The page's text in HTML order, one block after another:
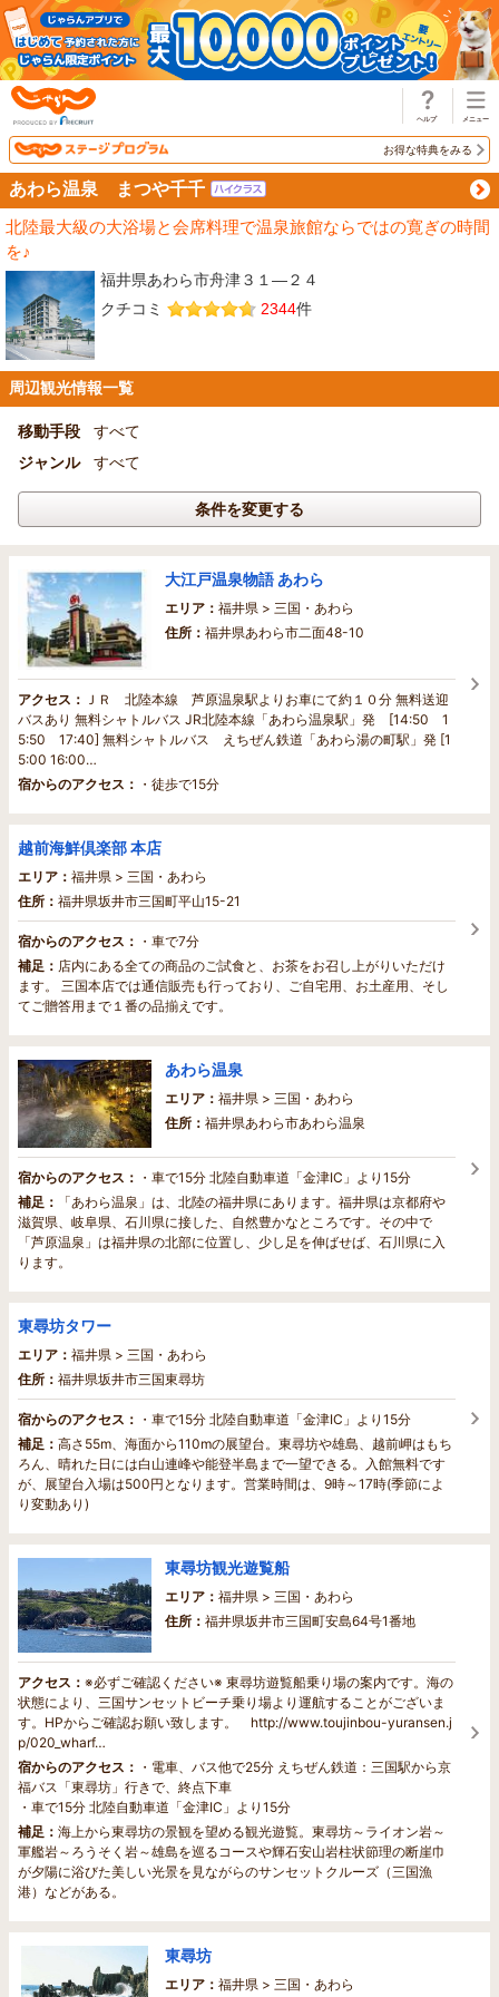
お得な特典をみる
あわら温泉 まつや千千
北陸最大級の大浴場と会席料理で温泉旅館ならではの寛ぎの時間
を♪
福井県あわら市舟津３１―２４
クチコミ
2344件
周辺観光情報一覧
移動手段
すべて
ジャンル
すべて
条件を変更する
大江戸温泉物語 あわら
エリア： 福井県 > 三国・あわら
住所： 福井県あわら市二面48-10
アクセス：
ＪＲ 北陸本線 芦原温泉駅よりお車にて約１０分 無料送迎
バスあり 無料シャトルバス JR北陸本線「あわら温泉駅」発 [14:50 1
5:50 17:40] 無料シャトルバス えちぜん鉄道「あわら湯の町駅」発 [1
5:00 16:00…
宿からのアクセス： ・徒歩で15分
越前海鮮倶楽部 本店
エリア： 福井県 > 三国・あわら
住所： 福井県坂井市三国町平山15-21
宿からのアクセス： ・車で7分
補足： 店内にある全ての商品のご試食と、お茶をお召し上がりいただけ
ます。 三国本店では通信販売も行っており、ご自宅用、お土産用、そし
てご贈答用まで１番の品揃えです。
あわら温泉
エリア： 福井県 > 三国・あわら
住所： 福井県あわら市あわら温泉
宿からのアクセス： ・車で15分 北陸自動車道「金津IC」より15分
補足：
「あわら温泉」は、北陸の福井県にあります。福井県は京都府や
滋賀県、岐阜県、石川県に接した、自然豊かなところです。その中で
「芦原温泉」は福井県の北部に位置し、少し足を伸ばせば、石川県に入
ります。
東尋坊タワー
エリア： 福井県 > 三国・あわら
住所： 福井県坂井市三国東尋坊
宿からのアクセス： ・車で15分 北陸自動車道「金津IC」より15分
補足： 高さ55m、海面から110mの展望台。東尋坊や雄島、越前岬はもち
ろん、晴れた日には白山連峰や能登半島まで一望できる。入館無料です
が、展望台入場は500円となります。営業時間は、9時～17時(季節によ
り変動あり)
東尋坊観光遊覧船
エリア： 福井県 > 三国・あわら
住所： 福井県坂井市三国町安島64号1番地
アクセス： ※必ずご確認ください※ 東尋坊遊覧船乗り場の案内です。海の
状態により、三国サンセットビーチ乗り場より運航することがございま
す。HPからご確認お願い致します。 http://www.toujinbou-yuransen.j
p/020_wharf…
宿からのアクセス： ・電車、バス他で25分 えちぜん鉄道：三国駅から京
福バス「東尋坊」行きで、終点下車
・車で15分 北陸自動車道「金津IC」より15分
補足： 海上から東尋坊の景観を望める観光遊覧。東尋坊～ライオン岩～
軍艦岩～ろうそく岩～雄島を巡るコースや輝石安山岩柱状節理の断崖巾
が夕陽に浴びた美しい光景を見ながらのサンセットクルーズ（三国漁
港）などがある。
東尋坊
エリア： 福井県 > 三国・あわら